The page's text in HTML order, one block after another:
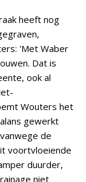
heeft nog
'Met Waber
Dat is
ook al
Wouters het
gewerkt
de
voortvloeiende
duurder,
niet